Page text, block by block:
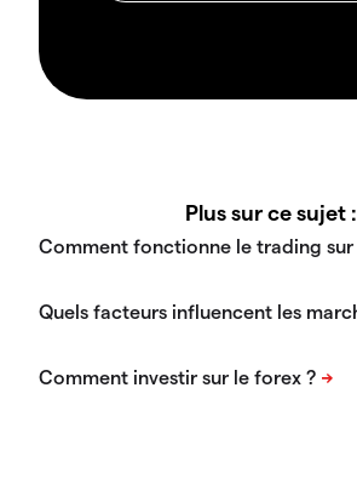
Plus sur ce sujet :